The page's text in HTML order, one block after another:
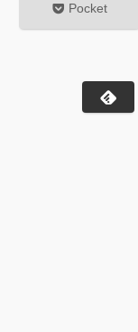
Pocket